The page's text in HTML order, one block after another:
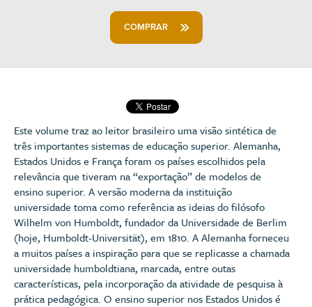
COMPRAR
Este volume traz ao leitor brasileiro uma visão sintética de
três importantes sistemas de educação superior. Alemanha,
Estados Unidos e França foram os países escolhidos pela
relevância que tiveram na “exportação” de modelos de
ensino superior. A versão moderna da instituição
universidade toma como referência as ideias do filósofo
Wilhelm von Humboldt, fundador da Universidade de Berlim
(hoje, Humboldt-Universität), em 1810. A Alemanha forneceu
a muitos países a inspiração para que se replicasse a chamada
universidade humboldtiana, marcada, entre outas
características, pela incorporação da atividade de pesquisa à
prática pedagógica. O ensino superior nos Estados Unidos é